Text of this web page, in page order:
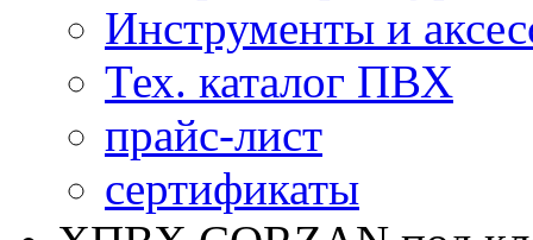
Инструменты и
Тех. каталог ПВХ
прайс-лист
сертификаты